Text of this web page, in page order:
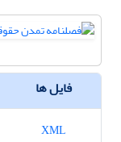
فایل ها